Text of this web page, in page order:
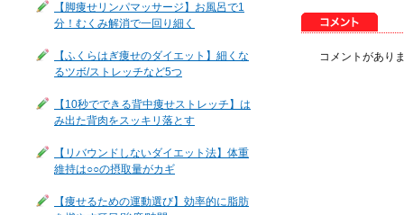
【脚痩せリンパマッサージ】お風呂で1
分！むくみ解消で一回り細く
【ふくらはぎ痩せのダイエット】細くな
るツボ/ストレッチなど5つ
【10秒でできる背中痩せストレッチ】は
み出た背肉をスッキリ落とす
【リバウンドしないダイエット法】体重
維持は○○の摂取量がカギ
【痩せるための運動選び】効率的に脂肪
コメントがあり